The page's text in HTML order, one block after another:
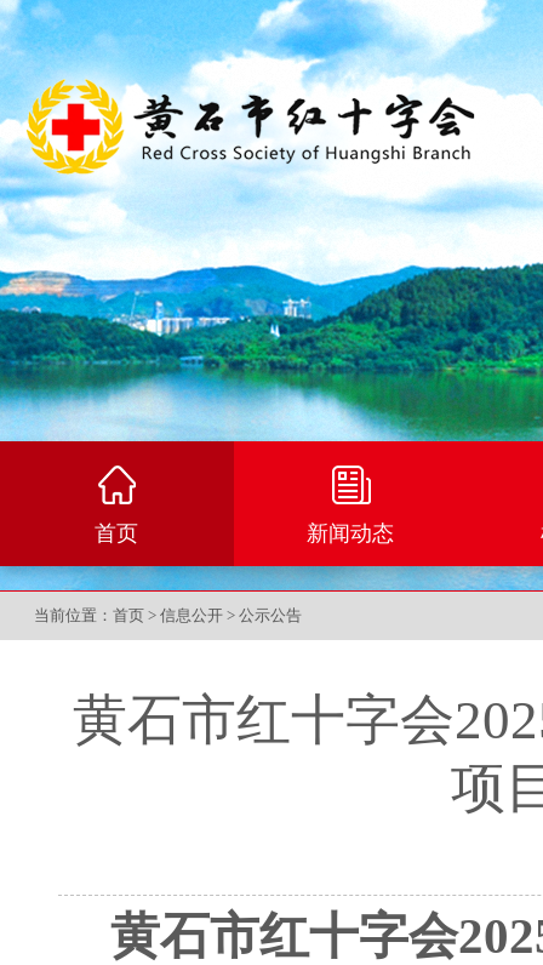
首页 新闻动态
当前位置： 首页 > 信息公开 > 公示公告
黄石市红十字会
项
黄石市红十字会